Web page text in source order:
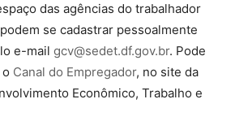
das agências do trabalhador
se cadastrar pessoalmente
e-mail gcv@sedet.df.gov.br. Pode
Canal do Empregador, no site da
Econômico, Trabalho e